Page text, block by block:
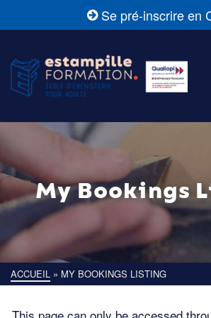
Se pré-inscrire en
My Bookings
ACCUEIL » MY BOOKINGS LISTING